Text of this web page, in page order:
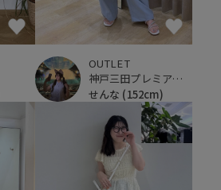
OUTLET
神戸三田プレミアム・アウトレット
せんな (152cm)